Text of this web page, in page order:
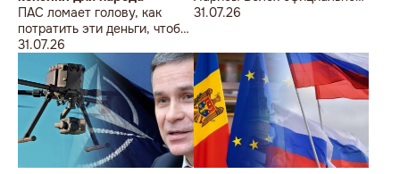
ПАС ломает голову, как
потратить эти деньги, чтобы
оппозиция меньше ворчала,
ведь полмиллиарда
незаметно в карман не
положишь
31.07.26
подтвердило провал
Молдовы
31.07.26